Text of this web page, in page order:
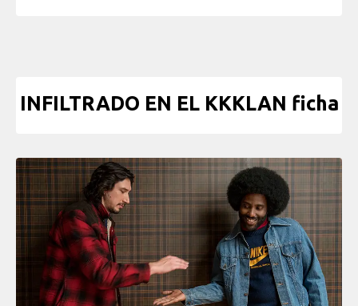
INFILTRADO EN EL KKKLAN ficha